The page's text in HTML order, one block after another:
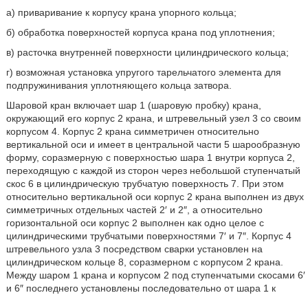
а) приваривание к корпусу крана упорного кольца;
б) обработка поверхностей корпуса крана под уплотнения;
в) расточка внутренней поверхности цилиндрического кольца;
г) возможная установка упругого тарельчатого элемента для
подпружинивания уплотняющего кольца затвора.
Шаровой кран включает шар 1 (шаровую пробку) крана,
окружающий его корпус 2 крана, и штревельный узел 3 со своим
корпусом 4. Корпус 2 крана симметричен относительно
вертикальной оси и имеет в центральной части 5 шарообразную
форму, соразмерную с поверхностью шара 1 внутри корпуса 2,
переходящую с каждой из сторон через небольшой ступенчатый
скос 6 в цилиндрическую трубчатую поверхность 7. При этом
относительно вертикальной оси корпус 2 крана выполнен из двух
симметричных отдельных частей 2′ и 2″, а относительно
горизонтальной оси корпус 2 выполнен как одно целое с
цилиндрическими трубчатыми поверхностями 7′ и 7″. Корпус 4
штревельного узла 3 посредством сварки установлен на
цилиндрическом кольце 8, соразмерном с корпусом 2 крана.
Между шаром 1 крана и корпусом 2 под ступенчатыми скосами 6′
и 6″ последнего установлены последовательно от шара 1 к